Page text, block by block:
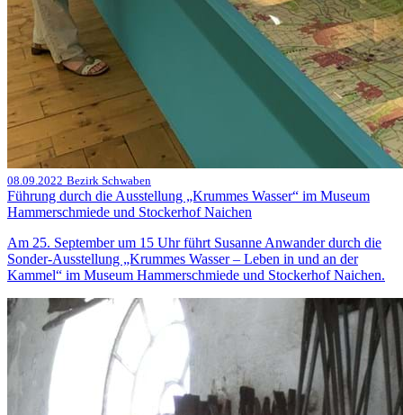
08.09.2022 Bezirk Schwaben
Führung durch die Ausstellung „Krummes Wasser“ im Museum
Hammerschmiede und Stockerhof Naichen
Am 25. September um 15 Uhr führt Susanne Anwander durch die
Sonder-Ausstellung „Krummes Wasser – Leben in und an der
Kammel“ im Museum Hammerschmiede und Stockerhof Naichen.